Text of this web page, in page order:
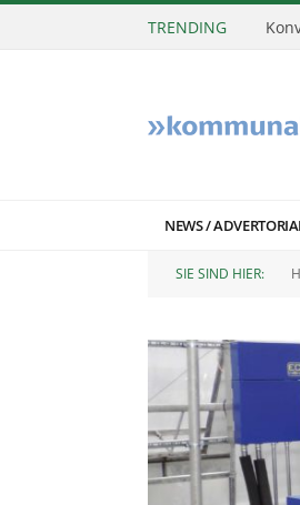
TRENDING
NEWS /
SIE SIND HIER: